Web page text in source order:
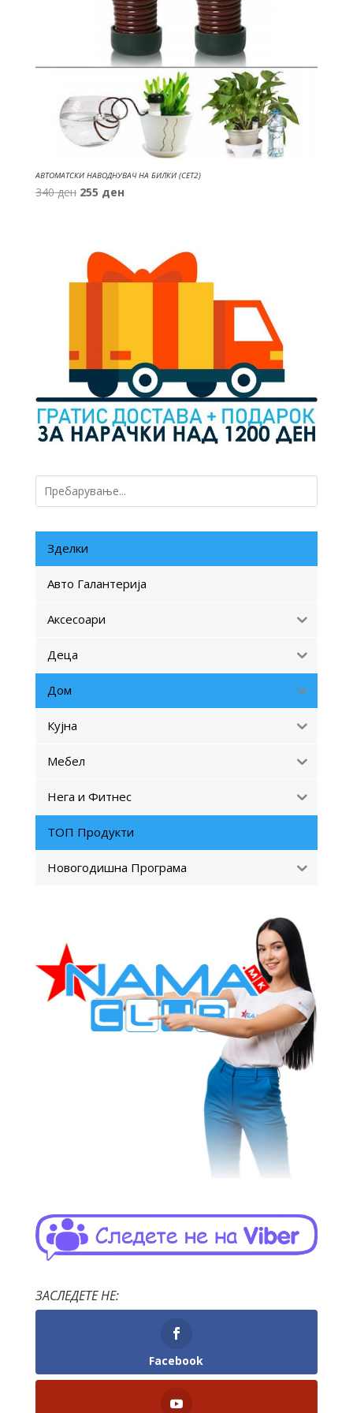
АВТОМАТСКИ НАВОДНУВАЧ НА БИЛКИ (СЕТ2)
340ден Original
255 денCurrent
Зделки
Авто Галантерија
Аксесоари
Деца
Дом
Кујна
Мебел
Нега и Фитнес
ТОП Продукти
Новогодишна Програма
ЗАСЛЕДЕТЕ НЕ:
Facebook